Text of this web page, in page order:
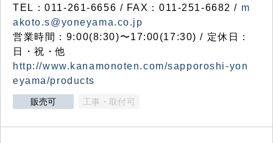
TEL：011-261-6656 / FAX：011-251-6682 / m
akoto.s@yoneyama.co.jp
営業時間：9:00(8:30)〜17:00(17:30) / 定休日：
日・祝・他
http://www.kanamonoten.com/sapporoshi-yon
eyama/products
販売可 工事・取付可